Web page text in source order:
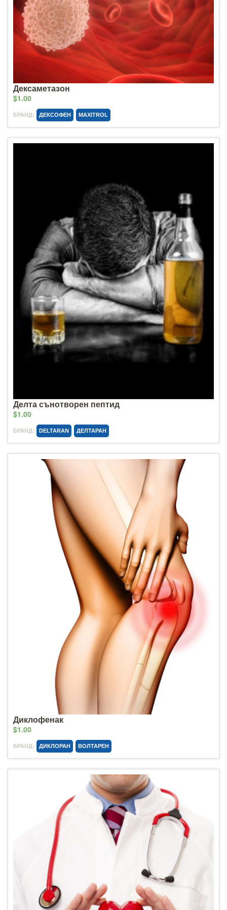
Дексаметазон
$1.00
БРАНД: ДЕКСОФЕН MAXITROL
Делта сънотворен пептид
$1.00
БРАНД: DELTARAN ДЕЛТАРАН
Диклофенак
$1.00
БРАНД: ДИКЛОРАН ВОЛТАРЕН